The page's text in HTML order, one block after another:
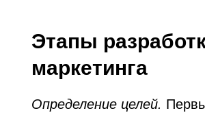
Этапы
маркетинга
Определение целей.